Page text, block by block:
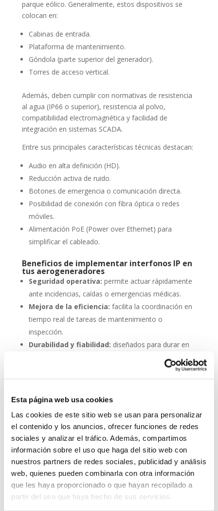
Esta página web usa cookies
Las cookies de este sitio web se usan para personalizar
el contenido y los anuncios, ofrecer funciones de redes
sociales y analizar el tráfico. Además, compartimos
información sobre el uso que haga del sitio web con
nuestros partners de redes sociales, publicidad y análisis
web, quienes pueden combinarla con otra información
que les haya proporcionado o que hayan recopilado a
partir del uso que haya hecho de sus servicios.
parque eólico. Generalmente, estos dispositivos se
colocan en:
Cabinas de entrada.
Plataforma de mantenimiento.
Góndola (parte superior del generador).
Torres de acceso vertical.
Además, deben cumplir con normativas de resistencia
al agua (IP66 o superior), resistencia al polvo,
compatibilidad electromagnética y facilidad de
integración en sistemas SCADA.
Entre sus principales características técnicas destacan:
Audio en alta definición (HD).
Reducción activa de ruido.
Botones de emergencia o comunicación directa.
Posibilidad de conexión con fibra óptica o redes
móviles.
Alimentación PoE (Power over Ethernet) para
simplificar el cableado.
Beneficios de implementar interfonos IP en
tus aerogeneradores
Seguridad operativa: permite actuar rápidamente
ante incidencias, caídas o emergencias médicas.
Mejora de la eficiencia: facilita la coordinación en
tiempo real de tareas de mantenimiento o
inspección.
Durabilidad y fiabilidad: diseñados para durar en
entornos industriales sin mantenimiento constante.
se pueden integrar fácilmente en
proyectos nuevos o existentes.
Invertir en un buen sistema de intercomunicación es
tan importante como asegurar una buena red eléctrica.
Losinterfonos IP para aerogeneradoresson una
pieza clave en la gestión moderna de parques eólicos.
System Network, tu operadora de telefonía
virtual en España
DesdeTelefonía Virtual Network, te invitamos a
que nos permitas estudiar tu caso particular. Aunque si
lo prefieres, puedes enviarnos un correo electrónico a